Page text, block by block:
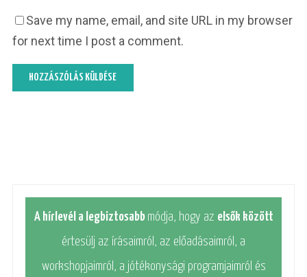
Save my name, email, and site URL in my browser
for next time I post a comment.
A hírlevél a legbiztosabb módja, hogy az elsők között
értesülj az írásaimról, az előadásaimról, a
workshopjaimról, a jótékonysági programjaimról és